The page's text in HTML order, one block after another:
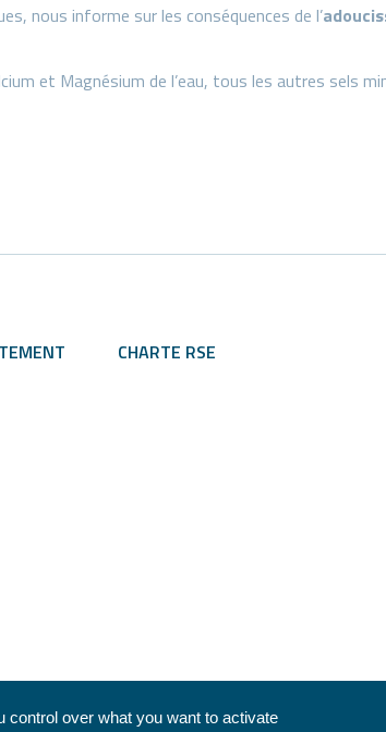
nous informe sur les conséquences de l’
et Magnésium de l’eau, tous les autres sels
CHARTE RSE
over what you want to activate